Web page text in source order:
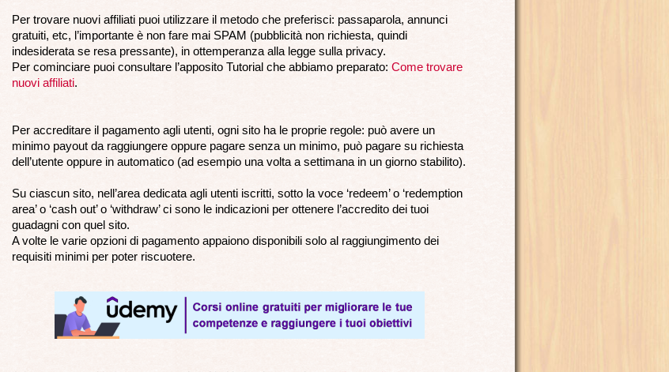
Per trovare nuovi affiliati puoi utilizzare il metodo che preferisci: passaparola, annunci
gratuiti, etc, l’importante è non fare mai SPAM (pubblicità non richiesta, quindi
indesiderata se resa pressante), in ottemperanza alla legge sulla privacy.
Per cominciare puoi consultare l’apposito Tutorial che abbiamo preparato: Come trovare
nuovi affiliati.
Per accreditare il pagamento agli utenti, ogni sito ha le proprie regole: può avere un
minimo payout da raggiungere oppure pagare senza un minimo, può pagare su richiesta
dell’utente oppure in automatico (ad esempio una volta a settimana in un giorno stabilito).
Su ciascun sito, nell’area dedicata agli utenti iscritti, sotto la voce ‘redeem’ o ‘redemption
area’ o ‘cash out’ o ‘withdraw’ ci sono le indicazioni per ottenere l’accredito dei tuoi
guadagni con quel sito.
A volte le varie opzioni di pagamento appaiono disponibili solo al raggiungimento dei
requisiti minimi per poter riscuotere.